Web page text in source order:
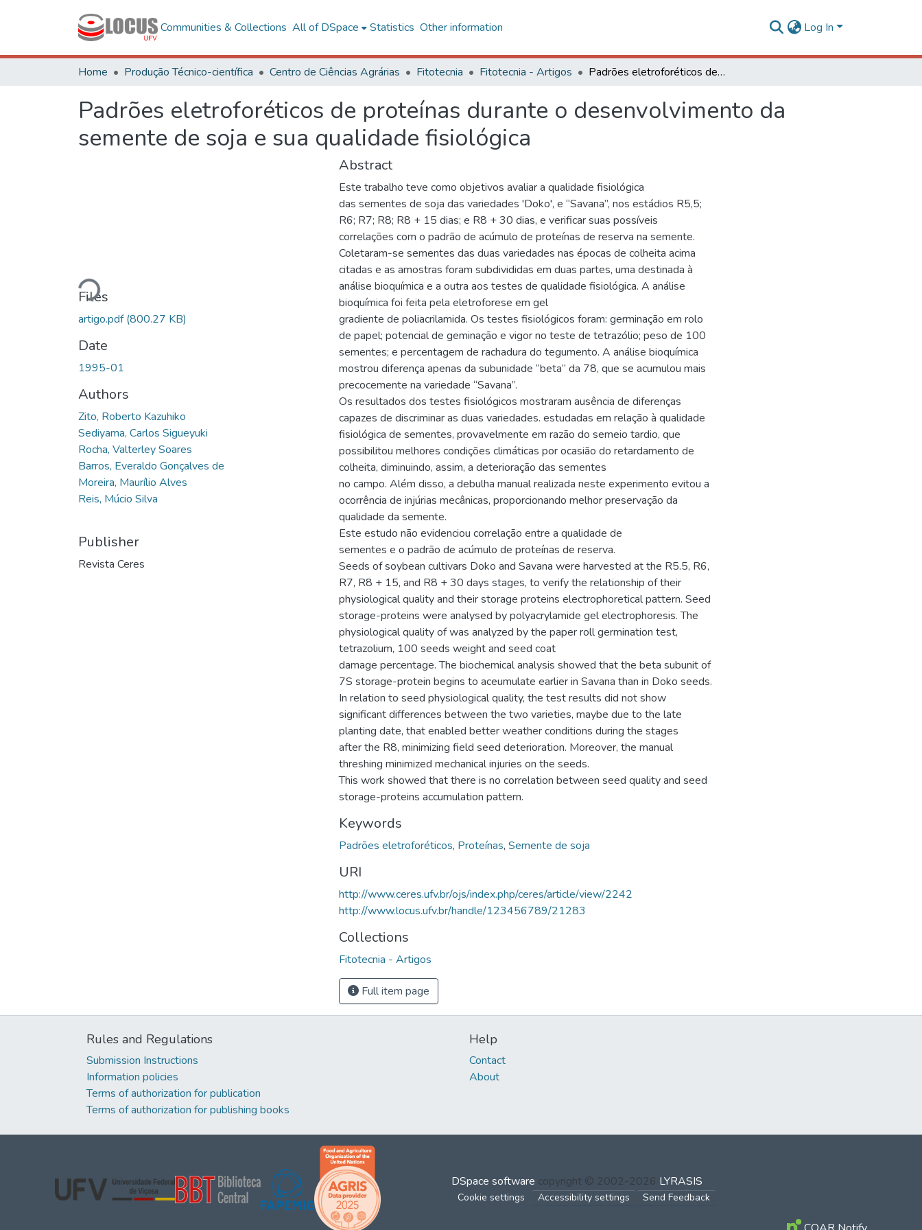
Communities & Collections All of DSpace Statistics Other information Log In
Home Produção Técnico-científica Centro de Ciências Agrárias Fitotecnia Fitotecnia - Artigos Padrões eletroforéticos de proteínas durante o desenvolvimento da semente de soja e sua qualidade fisiológica
Padrões eletroforéticos de proteínas durante o desenvolvimento da
semente de soja e sua qualidade fisiológica
Loading...
Files
artigo.pdf(800.27 KB)
Date
1995-01
Authors
Zito, Roberto Kazuhiko
Sediyama, Carlos Sigueyuki
Rocha, Valterley Soares
Barros, Everaldo Gonçalves de
Moreira, Maurílio Alves
Reis, Múcio Silva
Publisher
Revista Ceres
Abstract
Este trabalho teve como objetivos avaliar a qualidade fisiológica
das sementes de soja das variedades 'Doko', e “Savana”, nos estádios R5,5;
R6; R7; R8; R8 + 15 dias; e R8 + 30 dias, e verificar suas possíveis
correlações com o padrão de acúmulo de proteínas de reserva na semente.
Coletaram-se sementes das duas variedades nas épocas de colheita acima
citadas e as amostras foram subdivididas em duas partes, uma destinada à
análise bioquímica e a outra aos testes de qualidade fisiológica. A análise
bioquímica foi feita pela eletroforese em gel
gradiente de poliacrilamida. Os testes fisiológicos foram: germinação em rolo
de papel; potencial de geminação e vigor no teste de tetrazólio; peso de 100
sementes; e percentagem de rachadura do tegumento. A análise bioquímica
mostrou diferença apenas da subunidade “beta” da 78, que se acumulou mais
precocemente na variedade “Savana”.
Os resultados dos testes fisiológicos mostraram ausência de diferenças
capazes de discriminar as duas variedades. estudadas em relação à qualidade
fisiológica de sementes, provavelmente em razão do semeio tardio, que
possibilitou melhores condições climáticas por ocasião do retardamento de
colheita, diminuindo, assim, a deterioração das sementes
no campo. Além disso, a debulha manual realizada neste experimento evitou a
ocorrência de injúrias mecânicas, proporcionando melhor preservação da
qualidade da semente.
Este estudo não evidenciou correlação entre a qualidade de
sementes e o padrão de acúmulo de proteínas de reserva.
Seeds of soybean cultivars Doko and Savana were harvested at the R5.5, R6,
R7, R8 + 15, and R8 + 30 days stages, to verify the relationship of their
physiological quality and their storage proteins electrophoretical pattern. Seed
storage-proteins were analysed by polyacrylamide gel electrophoresis. The
physiological quality of was analyzed by the paper roll germination test,
tetrazolium, 100 seeds weight and seed coat
damage percentage. The biochemical analysis showed that the beta subunit of
7S storage-protein begins to aceumulate earlier in Savana than in Doko seeds.
In relation to seed physiological quality, the test results did not show
significant differences between the two varieties, maybe due to the late
planting date, that enabled better weather conditions during the stages
after the R8, minimizing field seed deterioration. Moreover, the manual
threshing minimized mechanical injuries on the seeds.
This work showed that there is no correlation between seed quality and seed
storage-proteins accumulation pattern.
Keywords
Padrões eletroforéticos, Proteínas, Semente de soja
URI
http://www.ceres.ufv.br/ojs/index.php/ceres/article/view/2242
http://www.locus.ufv.br/handle/123456789/21283
Collections
Fitotecnia - Artigos
Full item page
Rules and Regulations
Submission Instructions
Information policies
Terms of authorization for publication
Terms of authorization for publishing books
Help
Contact
About
DSpace software copyright © 2002-2026 LYRASIS
Cookie settings Accessibility settings Send Feedback